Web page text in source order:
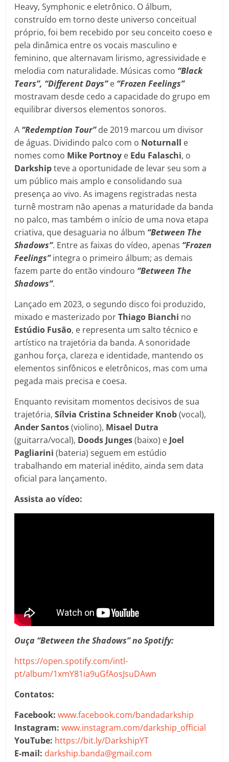
Heavy, Symphonic e eletrônico. O álbum,
construído em torno deste universo conceitual
próprio, foi bem recebido por seu conceito coeso e
pela dinâmica entre os vocais masculino e
feminino, que alternavam lirismo, agressividade e
melodia com naturalidade. Músicas como “Black
Tears”, “Different Days”e “Frozen Feelings”
mostravam desde cedo a capacidade do grupo em
equilibrar diversos elementos sonoros.
A “Redemption Tour”de 2019 marcou um divisor
de águas. Dividindo palco com o Noturnall e
nomes como Mike Portnoy e Edu Falaschi, o
Darkshipteve a oportunidade de levar seu som a
um público mais amplo e consolidando sua
presença ao vivo. As imagens registradas nesta
turnê mostram não apenas a maturidade da banda
no palco, mas também o início de uma nova etapa
criativa, que desaguaria no álbum “Between The
Shadows”. Entre as faixas do vídeo, apenas “Frozen
Feelings”integra o primeiro álbum; as demais
fazem parte do então vindouro “Between The
Shadows”.
Lançado em 2023, o segundo disco foi produzido,
mixado e masterizado porThiago Bianchi no
Estúdio Fusão, e representa um salto técnico e
artístico na trajetória da banda. A sonoridade
ganhou força, clareza e identidade, mantendo os
elementos sinfônicos e eletrônicos, mas com uma
pegada mais precisa e coesa.
Enquanto revisitam momentos decisivos de sua
trajetória,Sílvia Cristina Schneider Knob(vocal),
Ander Santos(violino), Misael Dutra
(guitarra/vocal), Doods Junges(baixo) e Joel
Pagliarini (bateria) seguem em estúdio
trabalhando em material inédito, ainda sem data
oficial para lançamento.
Assista ao vídeo:
Ouça “Between the Shadows” no Spotify:
https://open.spotify.com/intl-
pt/album/1xmY81ia9uGfAosJsuDAwn
Contatos:
Facebook: www.facebook.com/bandadarkship
Instagram: www.instagram.com/darkship_official
YouTube: https://bit.ly/DarkshipYT
E-mail: darkship.banda@gmail.com